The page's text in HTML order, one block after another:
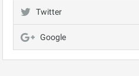
Twitter
Google